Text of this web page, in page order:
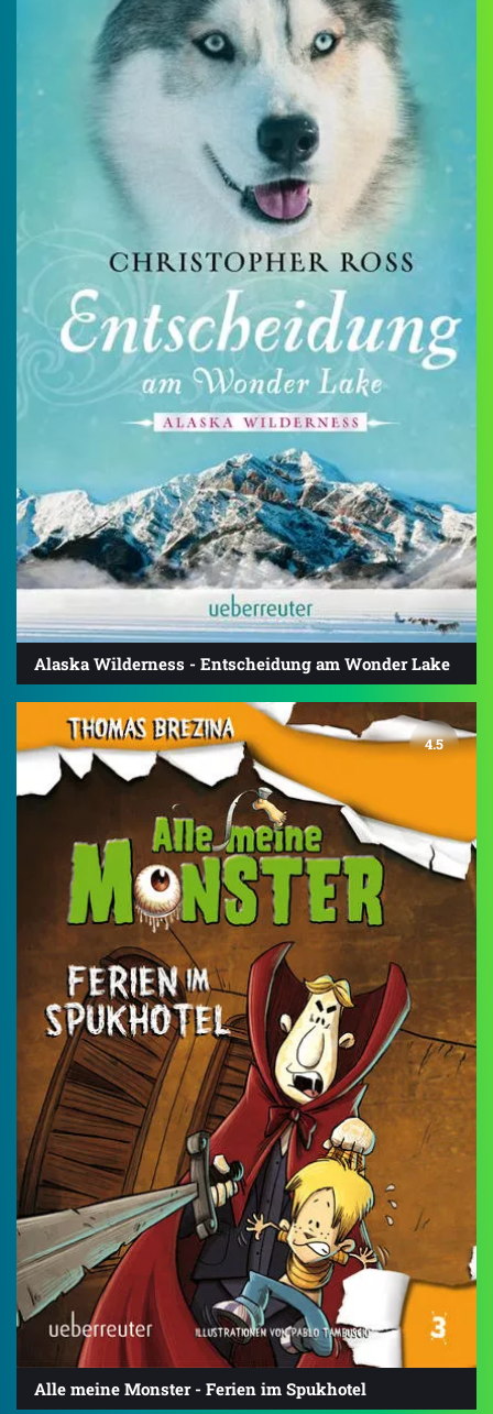
Alaska Wilderness - Entscheidung am Wonder Lake
4.5
Alle meine Monster - Ferien im Spukhotel